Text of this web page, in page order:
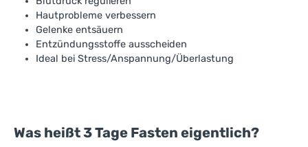
Hautprobleme verbessern
Gelenke entsäuern
Entzündungsstoffe ausscheiden
Ideal bei Stress/Anspannung/Überlastung
Was heißt 3 Tage Fasten eigentlich?